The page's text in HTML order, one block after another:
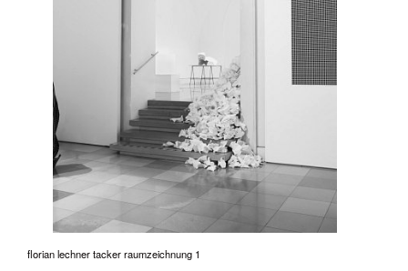
florian lechner tacker raumzeichnung 1